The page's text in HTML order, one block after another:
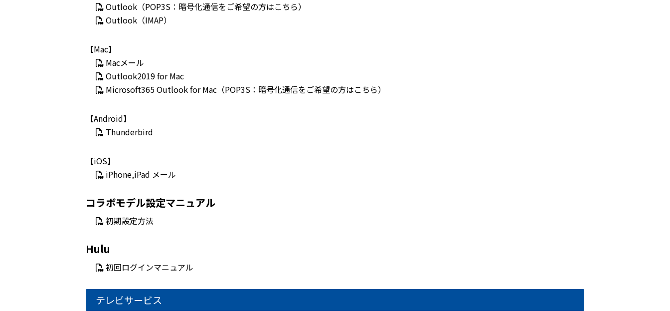
Outlook（POP3S：暗号化通信をご希望の方はこちら）
Outlook（IMAP）
【Mac】
Macメール
Outlook2019 for Mac
Microsoft365 Outlook for Mac（POP3S：暗号化通信をご希望の方はこちら）
【Android】
Thunderbird
【iOS】
iPhone,iPad メール
コラボモデル設定マニュアル
初期設定方法
Hulu
初回ログインマニュアル
テレビサービス